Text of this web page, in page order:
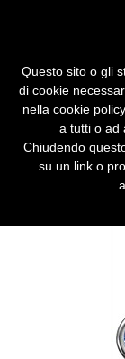
satelliti
Firefox e
web sembra
Questo sito o gli
di cookie
nella cookie
a tutti o ad
Chiudendo
su un link o